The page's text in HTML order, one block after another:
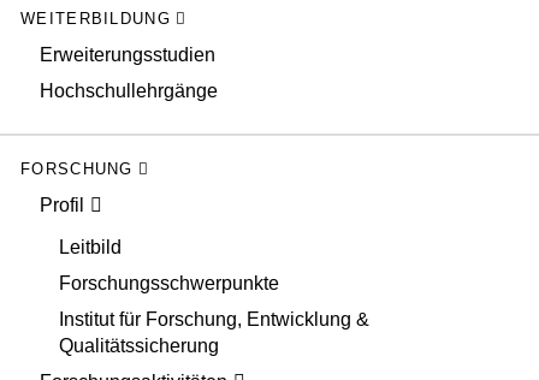
WEITERBILDUNG
Erweiterungsstudien
Hochschullehrgänge
FORSCHUNG
Profil
Leitbild
Forschungsschwerpunkte
Institut für Forschung, Entwicklung &
Qualitätssicherung